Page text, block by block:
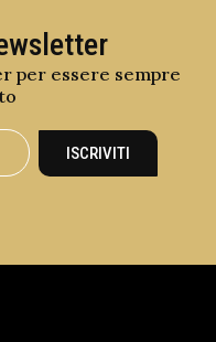
per essere sempre
ISCRIVITI